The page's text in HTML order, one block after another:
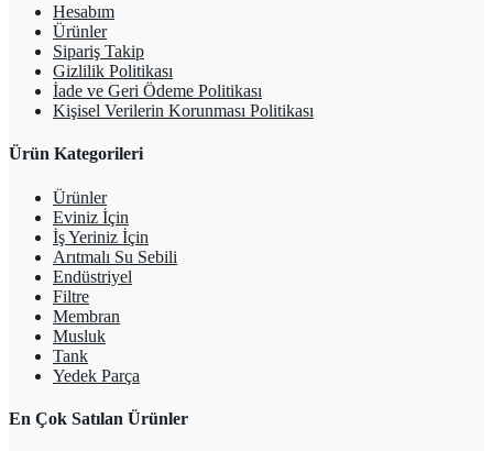
Hesabım
Ürünler
Sipariş Takip
Gizlilik Politikası
İade ve Geri Ödeme Politikası
Kişisel Verilerin Korunması Politikası
Ürün Kategorileri
Ürünler
Eviniz İçin
İş Yeriniz İçin
Arıtmalı Su Sebili
Endüstriyel
Filtre
Membran
Musluk
Tank
Yedek Parça
En Çok Satılan Ürünler